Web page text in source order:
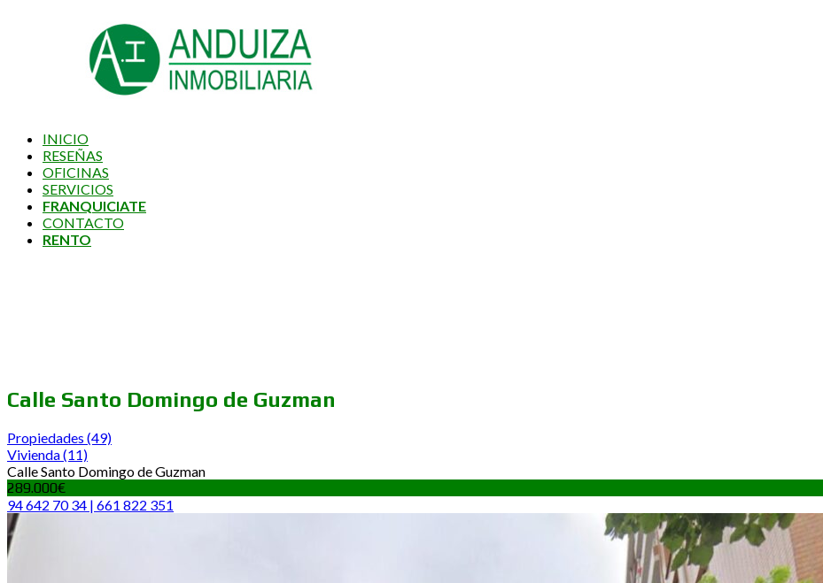
INICIO
RESEÑAS
OFICINAS
SERVICIOS
FRANQUICIATE
CONTACTO
RENTO
Calle Santo Domingo de Guzman
Propiedades (49)
Vivienda(11)
Calle Santo Domingo de Guzman
289.000€
94 642 70 34 | 661 822 351